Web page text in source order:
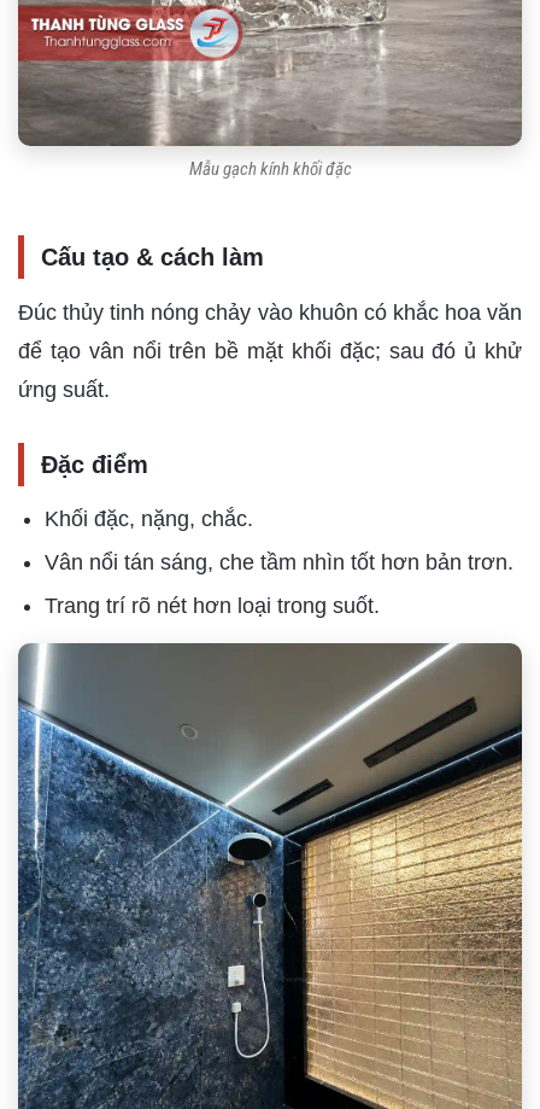
Mẫu gạch kính khối đặc
Cấu tạo & cách làm
Đúc thủy tinh nóng chảy vào khuôn có khắc hoa văn
để tạo vân nổi trên bề mặt khối đặc; sau đó ủ khử
ứng suất.
Đặc điểm
Khối đặc, nặng, chắc.
Vân nổi tán sáng, che tầm nhìn tốt hơn bản trơn.
Trang trí rõ nét hơn loại trong suốt.